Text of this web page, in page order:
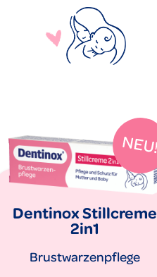
Dentinox Stillcreme
2in1
Brustwarzenpflege